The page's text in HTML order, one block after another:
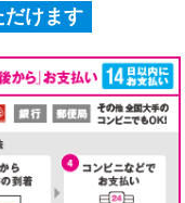
だけます